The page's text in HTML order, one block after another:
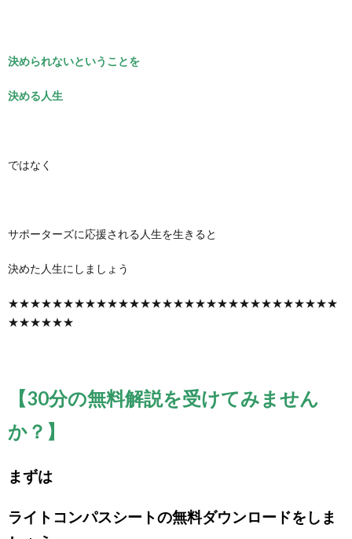
決められないということを
決める人生
ではなく
サポーターズに応援される人生を生きると
決めた人生にしましょう
★★★★★★★★★★★★★★★★★★★★★★★★★★★★★★
★★★★★★
【30分の無料解説を受けてみません
か？】
まずは
ライトコンパスシートの無料ダウンロードをしま